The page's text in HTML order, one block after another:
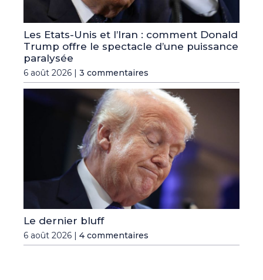
Les Etats-Unis et l’Iran : comment Donald
Trump offre le spectacle d’une puissance
paralysée
6 août 2026 | 3 commentaires
Le dernier bluff
6 août 2026 | 4 commentaires